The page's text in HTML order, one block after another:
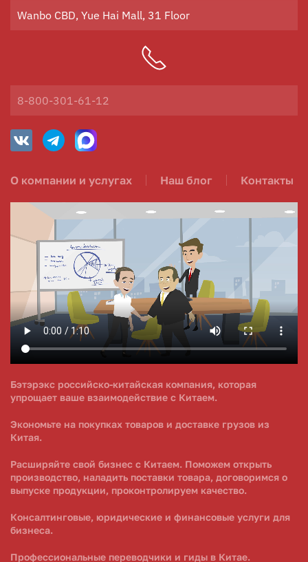
Wanbo CBD, Yue Hai Mall, 31 Floor
8-800-301-61-12
О компании и услугах Наш блог Контакты
Бэтэрэкс российско-китайская компания, которая
упрощает ваше взаимодействие с Китаем.
Экономьте на покупках товаров и доставке грузов из
Китая.
Расширяйте свой бизнес с Китаем. Поможем открыть
производство, наладить поставки товара, договоримся о
выпуске продукции, проконтролируем качество.
Консалтинговые, юридические и финансовые услуги для
бизнеса.
Профессиональные переводчики и гиды в Китае.